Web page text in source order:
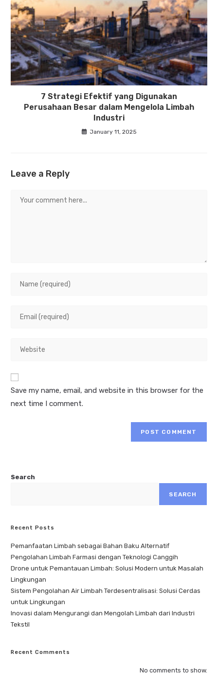
7 Strategi Efektif yang Digunakan
Perusahaan Besar dalam Mengelola Limbah
Industri
January 11, 2025
Leave a Reply
Save my name, email, and website in this browser for the
next time I comment.
Search
SEARCH
Recent Posts
Pemanfaatan Limbah sebagai Bahan Baku Alternatif
Pengolahan Limbah Farmasi dengan Teknologi Canggih
Drone untuk Pemantauan Limbah: Solusi Modern untuk Masalah
Lingkungan
Sistem Pengolahan Air Limbah Terdesentralisasi: Solusi Cerdas
untuk Lingkungan
Inovasi dalam Mengurangi dan Mengolah Limbah dari Industri
Tekstil
Recent Comments
No comments to show.